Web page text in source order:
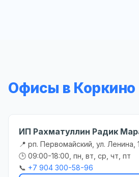
Офисы в Коркино
ИП Рахматуллин Радик
📍 рп. Первомайский, ул. Ленина,
🕒 09:00-18:00, пн, вт, ср, чт, пт
📞 +7 904 300-58-96